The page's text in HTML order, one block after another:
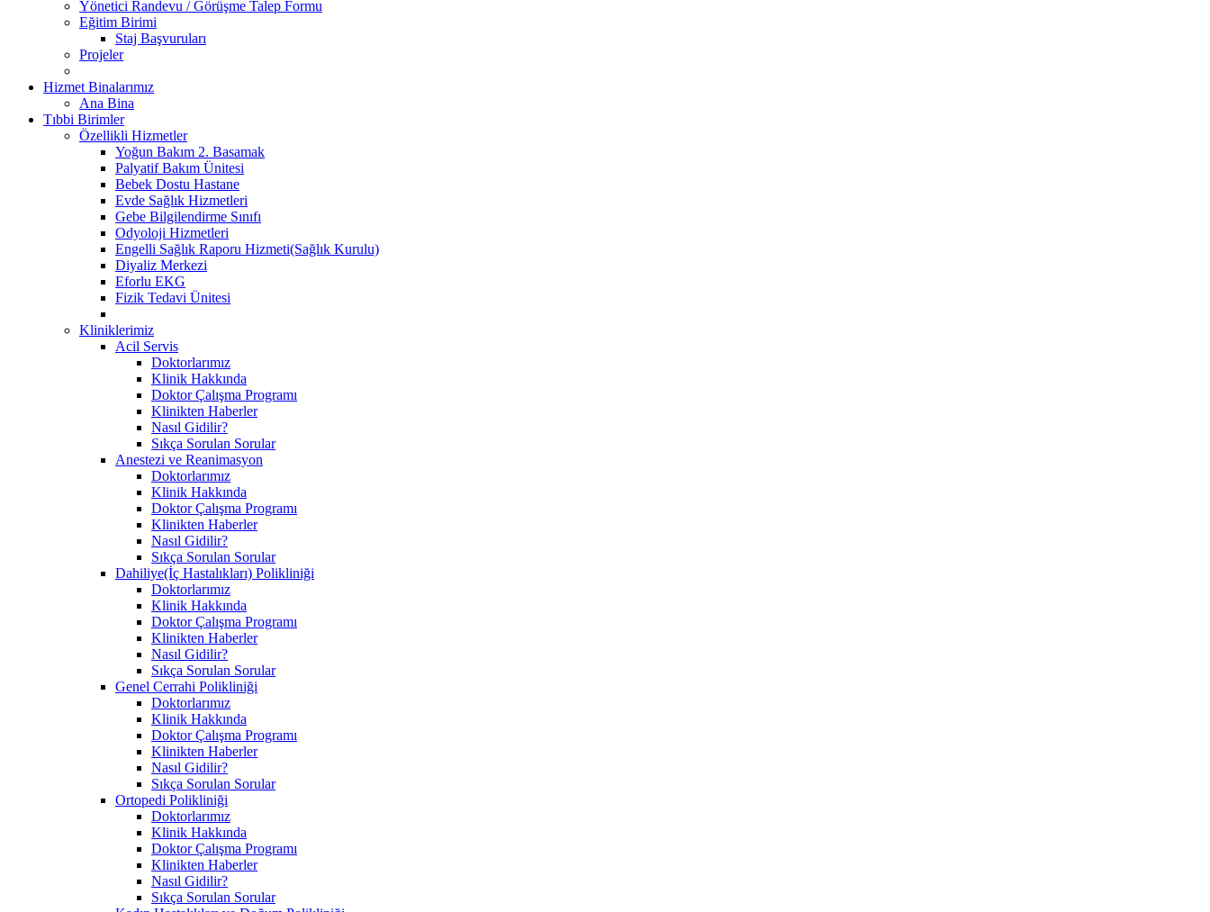
Yönetici Randevu / Görüşme Talep Formu
Eğitim Birimi
Staj Başvuruları
Projeler
Hizmet Binalarımız
Ana Bina
Tıbbi Birimler
Özellikli Hizmetler
Yoğun Bakım 2. Basamak
Palyatif Bakım Ünitesi
Bebek Dostu Hastane
Evde Sağlık Hizmetleri
Gebe Bilgilendirme Sınıfı
Odyoloji Hizmetleri
Engelli Sağlık Raporu Hizmeti(Sağlık Kurulu)
Diyaliz Merkezi
Eforlu EKG
Fizik Tedavi Ünitesi
Kliniklerimiz
Acil Servis
Doktorlarımız
Klinik Hakkında
Doktor Çalışma Programı
Klinikten Haberler
Nasıl Gidilir?
Sıkça Sorulan Sorular
Anestezi ve Reanimasyon
Doktorlarımız
Klinik Hakkında
Doktor Çalışma Programı
Klinikten Haberler
Nasıl Gidilir?
Sıkça Sorulan Sorular
Dahiliye(İç Hastalıkları) Polikliniği
Doktorlarımız
Klinik Hakkında
Doktor Çalışma Programı
Klinikten Haberler
Nasıl Gidilir?
Sıkça Sorulan Sorular
Genel Cerrahi Polikliniği
Doktorlarımız
Klinik Hakkında
Doktor Çalışma Programı
Klinikten Haberler
Nasıl Gidilir?
Sıkça Sorulan Sorular
Ortopedi Polikliniği
Doktorlarımız
Klinik Hakkında
Doktor Çalışma Programı
Klinikten Haberler
Nasıl Gidilir?
Sıkça Sorulan Sorular